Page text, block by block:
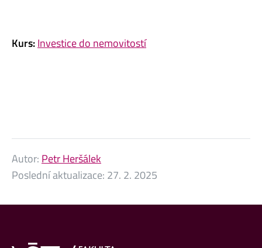
Kurs:Investice do nemovitostí
Autor: Petr Heršálek
Poslední aktualizace: 27. 2. 2025